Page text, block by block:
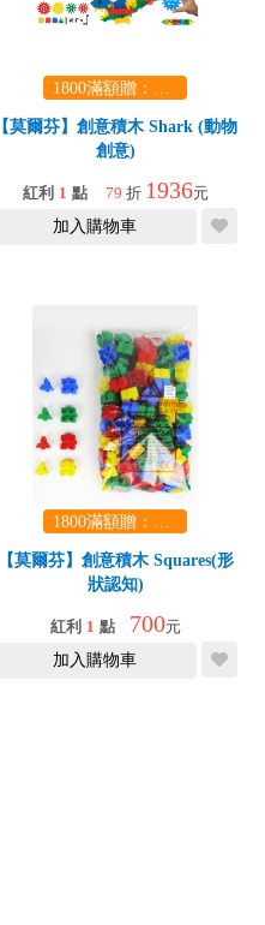
1800滿額贈：口袋玩具一份（隨機出貨） (summer read)
【莫爾芬】創意積木 Shark (動物
創意)
紅利 1 點 79 折 1936元
加入購物車
1800滿額贈：口袋玩具一份（隨機出貨） (summer read)
【莫爾芬】創意積木 Squares(形
狀認知)
紅利 1 點 700元
加入購物車